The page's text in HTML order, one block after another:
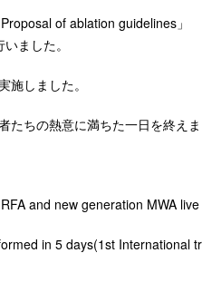
of ablation guidelines
ました。
しました。
ちの熱意に満ちた一日を終えま
and new generation MWA
in 5 days(1st International